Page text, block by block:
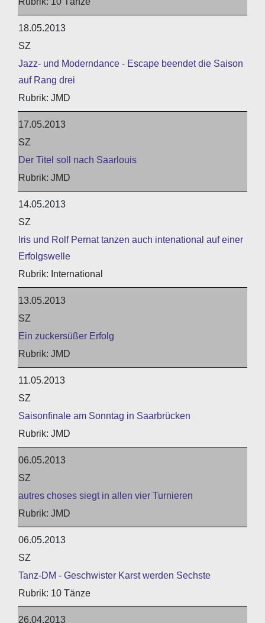
18.05.2013
SZ
Jazz- und Moderndance - Escape beendet die Saison
auf Rang drei
JMD
17.05.2013
SZ
Der Titel soll nach Saarlouis
JMD
14.05.2013
SZ
Iris und Rolf Pernat tanzen auch intenational auf einer
Erfolgswelle
International
13.05.2013
SZ
Ein zuckersüßer Erfolg
JMD
11.05.2013
SZ
Saisonfinale am Sonntag in Saarbrücken
JMD
06.05.2013
SZ
autres choses siegt in allen vier Turnieren
JMD
06.05.2013
SZ
Tanz-DM - Geschwister Karst werden Sechste
10 Tänze
26.04.2013